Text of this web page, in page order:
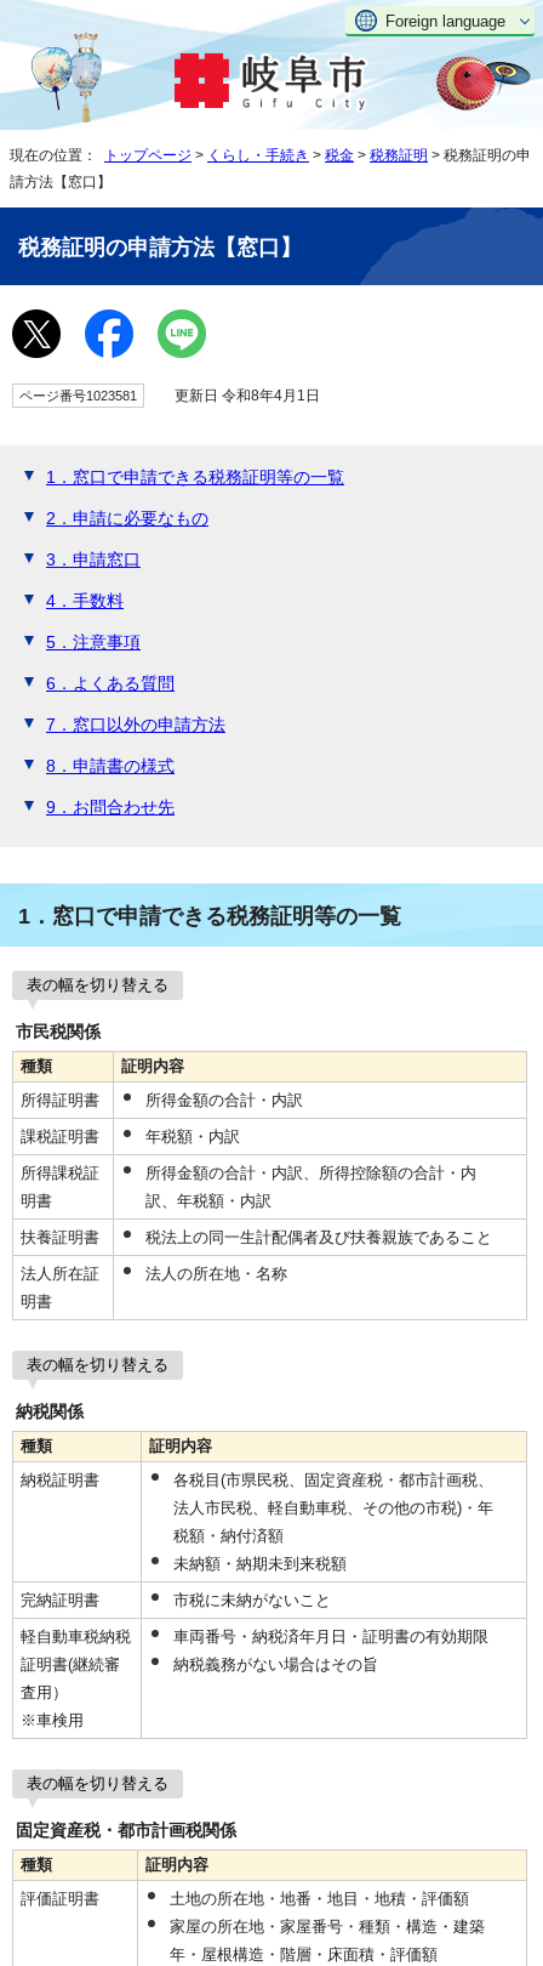
Foreign language
現在の位置： トップページ > くらし・手続き > 税金 > 税務証明 > 税務証明の申
請方法【窓口】
税務証明の申請方法【窓口】
ページ番号1023581 更新日 令和8年4月1日
1．窓口で申請できる税務証明等の一覧
2．申請に必要なもの
3．申請窓口
4．手数料
5．注意事項
6．よくある質問
7．窓口以外の申請方法
8．申請書の様式
9．お問合わせ先
1．窓口で申請できる税務証明等の一覧
表の幅を切り替える
市民税関係
種類
証明内容
所得証明書
所得金額の合計・内訳
課税証明書
年税額・内訳
所得課税証
明書
所得金額の合計・内訳、所得控除額の合計・内
訳、年税額・内訳
扶養証明書
税法上の同一生計配偶者及び扶養親族であること
法人所在証
明書
法人の所在地・名称
表の幅を切り替える
納税関係
種類
証明内容
納税証明書
各税目(市県民税、固定資産税・都市計画税、
法人市民税、軽自動車税、その他の市税)・年
税額・納付済額
未納額・納期未到来税額
完納証明書
市税に未納がないこと
軽自動車税納税
証明書(継続審
査用）
※車検用
車両番号・納税済年月日・証明書の有効期限
納税義務がない場合はその旨
表の幅を切り替える
固定資産税・都市計画税関係
種類
証明内容
評価証明書
土地の所在地・地番・地目・地積・評価額
家屋の所在地・家屋番号・種類・構造・建築
年・屋根構造・階層・床面積・評価額